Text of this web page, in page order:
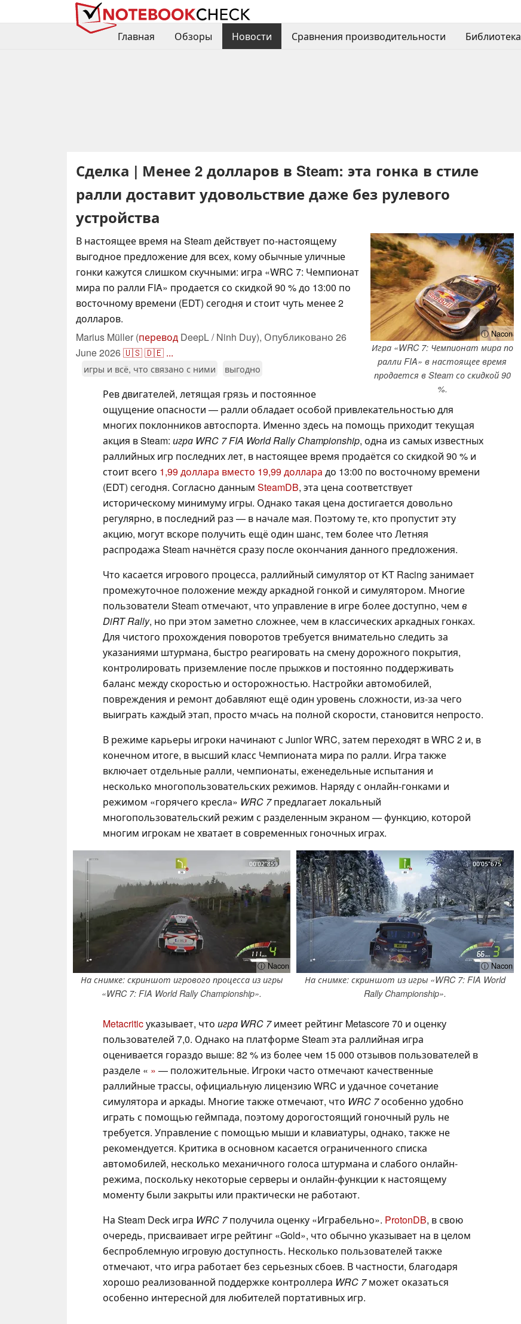
Главная
Обзоры Новости Сравнения производительности Библиотека
Сделка | Менее 2 долларов в Steam: эта гонка в стиле
ралли доставит удовольствие даже без рулевого
устройства
ⓘ Nacon
Игра «WRC 7: Чемпионат мира по
ралли FIA» в настоящее время
продается в Steam со скидкой 90
%.
В настоящее время на Steam действует по-настоящему
выгодное предложение для всех, кому обычные уличные
гонки кажутся слишком скучными: игра «WRC 7: Чемпионат
мира по ралли FIA» продается со скидкой 90 % до 13:00 по
восточному времени (EDT) сегодня и стоит чуть менее 2
долларов.
Marius Müller (перевод DeepL / Ninh Duy), Опубликовано 26
June 2026🇺🇸🇩🇪 ...
игры и всё, что связано с ними выгодно
Рев двигателей, летящая грязь и постоянное
ощущение опасности — ралли обладает особой привлекательностью для
многих поклонников автоспорта. Именно здесь на помощь приходит текущая
акция в Steam: игра WRC 7 FIA World Rally Championship, одна из самых известных
раллийных игр последних лет, в настоящее время продаётся со скидкой 90 % и
стоит всего 1,99 доллара вместо 19,99 доллара до 13:00 по восточному времени
(EDT) сегодня. Согласно данным SteamDB, эта цена соответствует
историческому минимуму игры. Однако такая цена достигается довольно
регулярно, в последний раз — в начале мая. Поэтому те, кто пропустит эту
акцию, могут вскоре получить ещё один шанс, тем более что Летняя
распродажа Steam начнётся сразу после окончания данного предложения.
Что касается игрового процесса, раллийный симулятор от KT Racing занимает
промежуточное положение между аркадной гонкой и симулятором. Многие
пользователи Steam отмечают, что управление в игре более доступно, чем в
DiRT Rally, но при этом заметно сложнее, чем в классических аркадных гонках.
Для чистого прохождения поворотов требуется внимательно следить за
указаниями штурмана, быстро реагировать на смену дорожного покрытия,
контролировать приземление после прыжков и постоянно поддерживать
баланс между скоростью и осторожностью. Настройки автомобилей,
повреждения и ремонт добавляют ещё один уровень сложности, из-за чего
выиграть каждый этап, просто мчась на полной скорости, становится непросто.
В режиме карьеры игроки начинают с Junior WRC, затем переходят в WRC 2 и, в
конечном итоге, в высший класс Чемпионата мира по ралли. Игра также
включает отдельные ралли, чемпионаты, еженедельные испытания и
несколько многопользовательских режимов. Наряду с онлайн-гонками и
режимом «горячего кресла» WRC 7предлагает локальный
многопользовательский режим с разделенным экраном — функцию, которой
многим игрокам не хватает в современных гоночных играх.
ⓘ Nacon
На снимке: скриншот игрового процесса из игры
«WRC 7: FIA World Rally Championship».
ⓘ Nacon
На снимке: скриншот из игры «WRC 7: FIA World
Rally Championship».
Metacriticуказывает, что игра WRC 7имеет рейтинг Metascore 70 и оценку
пользователей 7,0. Однако на платформе Steam эта раллийная игра
оценивается гораздо выше: 82 % из более чем 15 000 отзывов пользователей в
разделе « » — положительные. Игроки часто отмечают качественные
раллийные трассы, официальную лицензию WRC и удачное сочетание
симулятора и аркады. Многие также отмечают, что WRC 7особенно удобно
играть с помощью геймпада, поэтому дорогостоящий гоночный руль не
требуется. Управление с помощью мыши и клавиатуры, однако, также не
рекомендуется. Критика в основном касается ограниченного списка
автомобилей, несколько механичного голоса штурмана и слабого онлайн-
режима, поскольку некоторые серверы и онлайн-функции к настоящему
моменту были закрыты или практически не работают.
На Steam Deck игра WRC 7получила оценку «Играбельно». ProtonDB, в свою
очередь, присваивает игре рейтинг «Gold», что обычно указывает на в целом
беспроблемную игровую доступность. Несколько пользователей также
отмечают, что игра работает без серьезных сбоев. В частности, благодаря
хорошо реализованной поддержке контроллера WRC 7может оказаться
особенно интересной для любителей портативных игр.